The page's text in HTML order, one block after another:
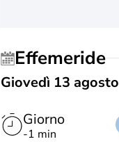
Effemeride
Giovedì 13 agosto
Giorno
-1 min